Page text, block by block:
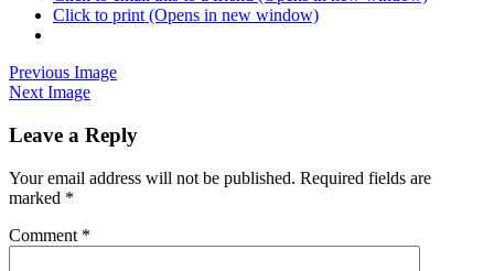
Click to print (Opens in new window)
Previous Image
Next Image
Leave a Reply
Your email address will not be published. Required fields are
marked *
Comment *